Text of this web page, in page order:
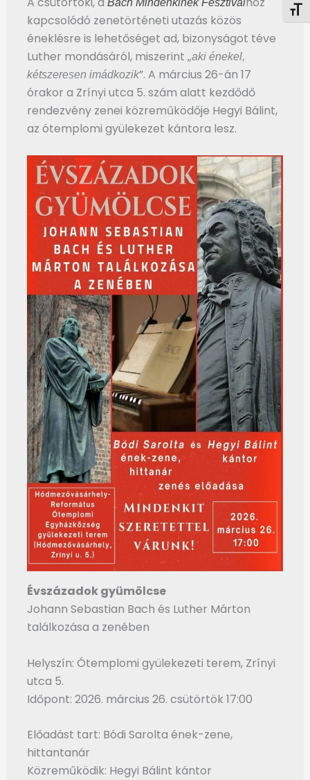
kapcsolódó zenetörténeti utazás közös
éneklésre is lehetőséget ad, bizonyságot téve
Luther mondásáról, miszerint „aki énekel,
kétszeresen imádkozik”. A március 26-án 17
órakor a Zrínyi utca 5. szám alatt kezdődő
rendezvény zenei közreműködője Hegyi Bálint,
az ótemplomi gyülekezet kántora lesz.
Évszázadok gyümölcse
Johann Sebastian Bach és Luther Márton
találkozása a zenében
Helyszín: Ótemplomi gyülekezeti terem, Zrínyi
utca 5.
Időpont: 2026. március 26. csütörtök 17:00
Előadást tart: Bódi Sarolta ének-zene,
hittantanár
Közreműködik: Hegyi Bálint kántor